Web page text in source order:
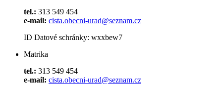
tel.: 313 549 454
e-mail: cista.obecni-urad@seznam.cz
ID Datové schránky: wxxbew7
Matrika
tel.: 313 549 454
e-mail: cista.obecni-urad@seznam.cz